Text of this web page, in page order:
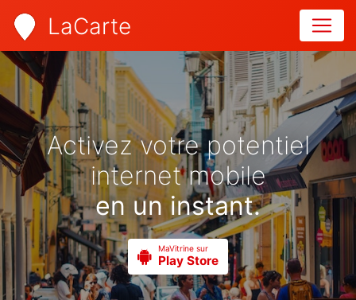
LaCarte
Activez votre potentiel
internet mobile
en un instant.
MaVitrine sur
Play Store